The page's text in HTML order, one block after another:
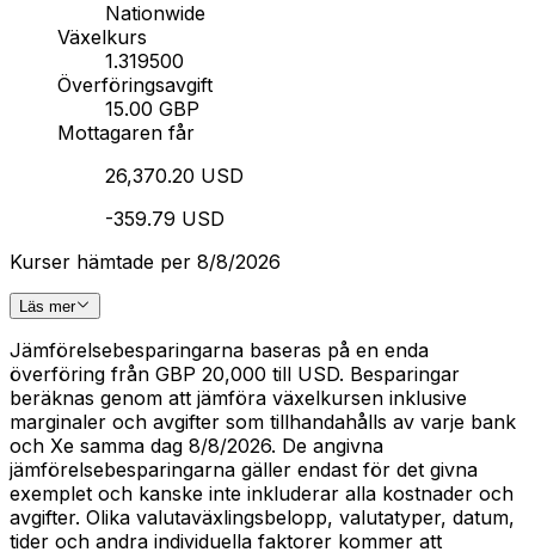
Nationwide
Växelkurs
1.319500
Överföringsavgift
15.00 GBP
Mottagaren får
26,370.20 USD
-359.79 USD
Kurser hämtade per 8/8/2026
Läs mer
Jämförelsebesparingarna baseras på en enda
överföring från GBP 20,000 till USD. Besparingar
beräknas genom att jämföra växelkursen inklusive
marginaler och avgifter som tillhandahålls av varje bank
och Xe samma dag 8/8/2026. De angivna
jämförelsebesparingarna gäller endast för det givna
exemplet och kanske inte inkluderar alla kostnader och
avgifter. Olika valutaväxlingsbelopp, valutatyper, datum,
tider och andra individuella faktorer kommer att